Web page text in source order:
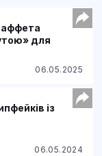
для
06.05.2025
із
06.05.2024